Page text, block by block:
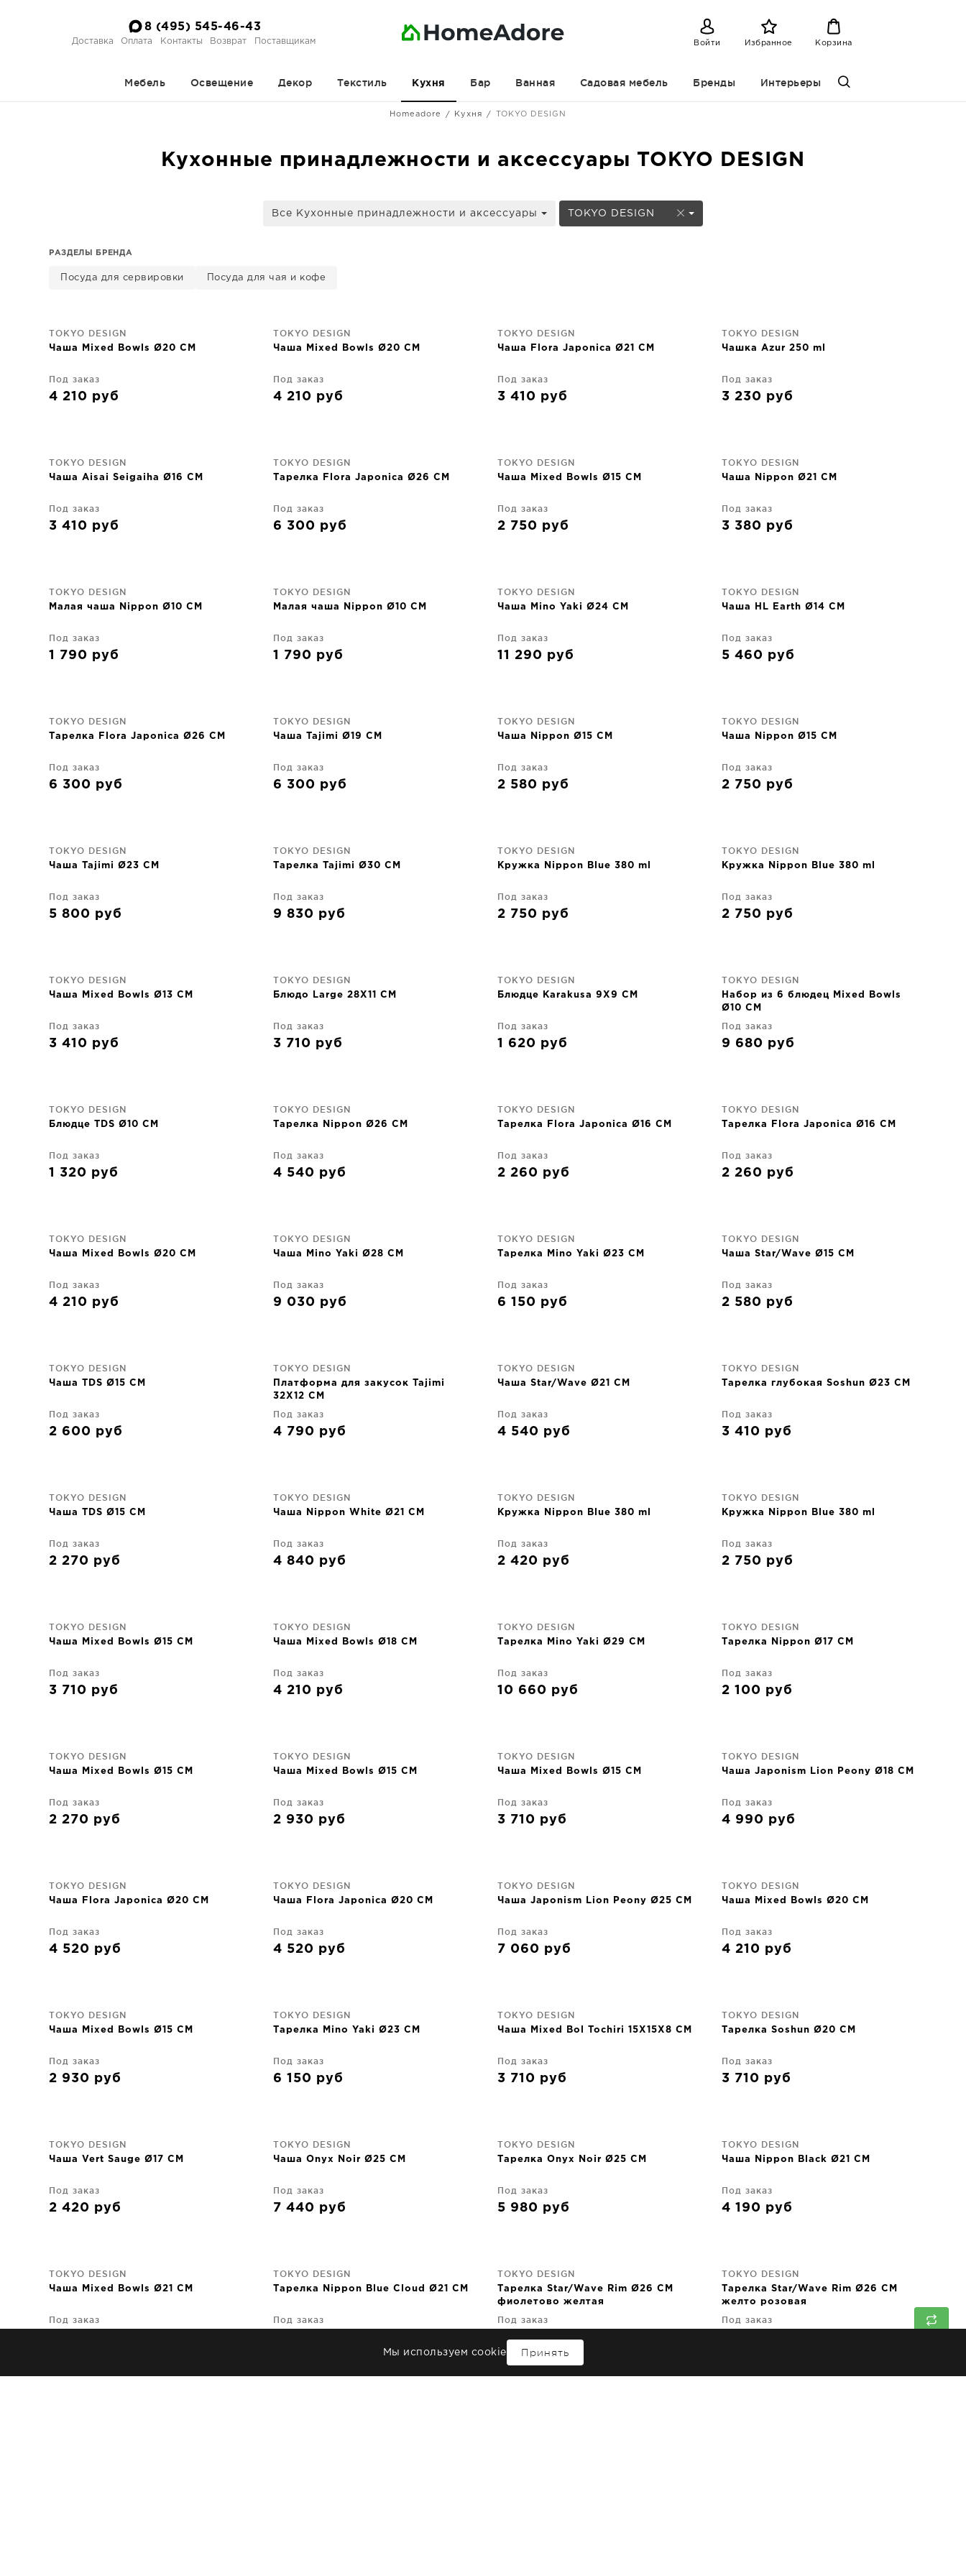
8 (495) 545-46-43
Доставка Оплата Контакты Возврат Поставщикам Войти Избранное Корзина
Мебель Освещение Декор Текстиль Кухня Бар Ванная Садовая мебель Бренды Интерьеры
Homeadore Кухня TOKYO DESIGN
Кухонные принадлежности и аксессуары TOKYO DESIGN
Все Кухонные принадлежности и аксессуары TOKYO DESIGN
РАЗДЕЛЫ БРЕНДА
Посуда для сервировки Посуда для чая и кофе
TOKYO DESIGN
Чаша Mixed Bowls Ø20 CM
Под заказ
4 210 руб
TOKYO DESIGN
Чаша Mixed Bowls Ø20 CM
Под заказ
4 210 руб
TOKYO DESIGN
Чаша Flora Japonica Ø21 CM
Под заказ
3 410 руб
TOKYO DESIGN
Чашка Azur 250 ml
Под заказ
3 230 руб
TOKYO DESIGN
Чаша Aisai Seigaiha Ø16 CM
Под заказ
3 410 руб
TOKYO DESIGN
Тарелка Flora Japonica Ø26 CM
Под заказ
6 300 руб
TOKYO DESIGN
Чаша Mixed Bowls Ø15 CM
Под заказ
2 750 руб
TOKYO DESIGN
Чаша Nippon Ø21 CM
Под заказ
3 380 руб
TOKYO DESIGN
Малая чаша Nippon Ø10 CM
Под заказ
1 790 руб
TOKYO DESIGN
Малая чаша Nippon Ø10 CM
Под заказ
1 790 руб
TOKYO DESIGN
Чаша Mino Yaki Ø24 CM
Под заказ
11 290 руб
TOKYO DESIGN
Чаша HL Earth Ø14 CM
Под заказ
5 460 руб
TOKYO DESIGN
Тарелка Flora Japonica Ø26 CM
Под заказ
6 300 руб
TOKYO DESIGN
Чаша Tajimi Ø19 CM
Под заказ
6 300 руб
TOKYO DESIGN
Чаша Nippon Ø15 CM
Под заказ
2 580 руб
TOKYO DESIGN
Чаша Nippon Ø15 CM
Под заказ
2 750 руб
TOKYO DESIGN
Чаша Tajimi Ø23 CM
Под заказ
5 800 руб
TOKYO DESIGN
Тарелка Tajimi Ø30 CM
Под заказ
9 830 руб
TOKYO DESIGN
Кружка Nippon Blue 380 ml
Под заказ
2 750 руб
TOKYO DESIGN
Кружка Nippon Blue 380 ml
Под заказ
2 750 руб
TOKYO DESIGN
Чаша Mixed Bowls Ø13 CM
Под заказ
3 410 руб
TOKYO DESIGN
Блюдо Large 28X11 CM
Под заказ
3 710 руб
TOKYO DESIGN
Блюдце Karakusa 9X9 CM
Под заказ
1 620 руб
TOKYO DESIGN
Набор из 6 блюдец Mixed Bowls
Ø10 CM
Под заказ
9 680 руб
TOKYO DESIGN
Блюдце TDS Ø10 CM
Под заказ
1 320 руб
TOKYO DESIGN
Тарелка Nippon Ø26 CM
Под заказ
4 540 руб
TOKYO DESIGN
Тарелка Flora Japonica Ø16 CM
Под заказ
2 260 руб
TOKYO DESIGN
Тарелка Flora Japonica Ø16 CM
Под заказ
2 260 руб
TOKYO DESIGN
Чаша Mixed Bowls Ø20 CM
Под заказ
4 210 руб
TOKYO DESIGN
Чаша Mino Yaki Ø28 CM
Под заказ
9 030 руб
TOKYO DESIGN
Тарелка Mino Yaki Ø23 CM
Под заказ
6 150 руб
TOKYO DESIGN
Чаша Star/Wave Ø15 CM
Под заказ
2 580 руб
TOKYO DESIGN
Чаша TDS Ø15 CM
Под заказ
2 600 руб
TOKYO DESIGN
Платформа для закусок Tajimi
32X12 CM
Под заказ
4 790 руб
TOKYO DESIGN
Чаша Star/Wave Ø21 CM
Под заказ
4 540 руб
TOKYO DESIGN
Тарелка глубокая Soshun Ø23 CM
Под заказ
3 410 руб
TOKYO DESIGN
Чаша TDS Ø15 CM
Под заказ
2 270 руб
TOKYO DESIGN
Чаша Nippon White Ø21 CM
Под заказ
4 840 руб
TOKYO DESIGN
Кружка Nippon Blue 380 ml
Под заказ
2 420 руб
TOKYO DESIGN
Кружка Nippon Blue 380 ml
Под заказ
2 750 руб
TOKYO DESIGN
Чаша Mixed Bowls Ø15 CM
Под заказ
3 710 руб
TOKYO DESIGN
Чаша Mixed Bowls Ø18 CM
Под заказ
4 210 руб
TOKYO DESIGN
Тарелка Mino Yaki Ø29 CM
Под заказ
10 660 руб
TOKYO DESIGN
Тарелка Nippon Ø17 CM
Под заказ
2 100 руб
TOKYO DESIGN
Чаша Mixed Bowls Ø15 CM
Под заказ
2 270 руб
TOKYO DESIGN
Чаша Mixed Bowls Ø15 CM
Под заказ
2 930 руб
TOKYO DESIGN
Чаша Mixed Bowls Ø15 CM
Под заказ
3 710 руб
TOKYO DESIGN
Чаша Japonism Lion Peony Ø18 CM
Под заказ
4 990 руб
TOKYO DESIGN
Чаша Flora Japonica Ø20 CM
Под заказ
4 520 руб
TOKYO DESIGN
Чаша Flora Japonica Ø20 CM
Под заказ
4 520 руб
TOKYO DESIGN
Чаша Japonism Lion Peony Ø25 CM
Под заказ
7 060 руб
TOKYO DESIGN
Чаша Mixed Bowls Ø20 CM
Под заказ
4 210 руб
TOKYO DESIGN
Чаша Mixed Bowls Ø15 CM
Под заказ
2 930 руб
TOKYO DESIGN
Тарелка Mino Yaki Ø23 CM
Под заказ
6 150 руб
TOKYO DESIGN
Чаша Mixed Bol Tochiri 15X15X8 CM
Под заказ
3 710 руб
TOKYO DESIGN
Тарелка Soshun Ø20 CM
Под заказ
3 710 руб
TOKYO DESIGN
Чаша Vert Sauge Ø17 CM
Под заказ
2 420 руб
TOKYO DESIGN
Чаша Onyx Noir Ø25 CM
Под заказ
7 440 руб
TOKYO DESIGN
Тарелка Onyx Noir Ø25 CM
Под заказ
5 980 руб
TOKYO DESIGN
Чаша Nippon Black Ø21 CM
Под заказ
4 190 руб
TOKYO DESIGN
Чаша Mixed Bowls Ø21 CM
Под заказ
TOKYO DESIGN
Тарелка Nippon Blue Cloud Ø21 CM
Под заказ
TOKYO DESIGN
Тарелка Star/Wave Rim Ø26 CM
фиолетово желтая
Под заказ
6 130руб
TOKYO DESIGN
Тарелка Star/Wave Rim Ø26 CM
желто розовая
Под заказ
Мы используем cookie Принять